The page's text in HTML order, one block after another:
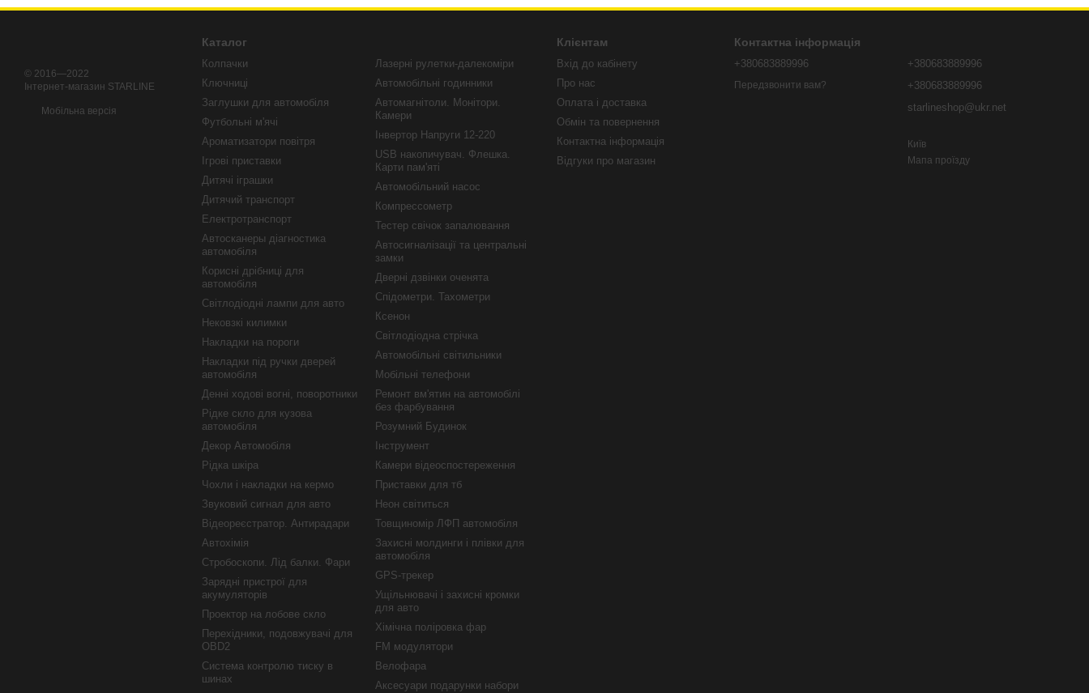
© 2016—2022
Iнтернет-магазин STARLINE
Мобільна версія
Каталог
Колпачки
Ключниці
Заглушки для автомобіля
Футбольні м'ячі
Ароматизатори повітря
Ігрові приставки
Дитячі іграшки
Дитячий транспорт
Електротранспорт
Автосканеры діагностика
автомобіля
Корисні дрібниці для
автомобіля
Світлодіодні лампи для авто
Нековзкі килимки
Накладки на пороги
Накладки під ручки дверей
автомобіля
Денні ходові вогні, поворотники
Рідке скло для кузова
автомобіля
Декор Автомобіля
Рідка шкіра
Чохли і накладки на кермо
Звуковий сигнал для авто
Відеореєстратор. Антирадари
Автохімія
Стробоскопи. Лід балки. Фари
Зарядні пристрої для
акумуляторів
Проектор на лобове скло
Перехідники, подовжувачі для
OBD2
Система контролю тиску в
шинах
Лазерні рулетки-далекоміри
Автомобільні годинники
Автомагнітоли. Монітори.
Камери
Інвертор Напруги 12-220
USB накопичувач. Флешка.
Карти пам'яті
Автомобільний насос
Компрессометр
Тестер свічок запалювання
Автосигналізації та центральні
замки
Дверні дзвінки оченята
Спідометри. Тахометри
Ксенон
Світлодіодна стрічка
Автомобільні світильники
Мобільні телефони
Ремонт вм'ятин на автомобілі
без фарбування
Розумний Будинок
Інструмент
Камери відеоспостереження
Приставки для тб
Неон світиться
Товщиномір ЛФП автомобіля
Захисні молдинги і плівки для
автомобіля
GPS-трекер
Ущільнювачі і захисні кромки
для авто
Хімічна поліровка фар
FM модулятори
Велофара
Аксесуари подарунки набори
Клієнтам
Вхід до кабінету
Про нас
Оплата і доставка
Обмін та повернення
Контактна інформація
Відгуки про магазин
Контактна інформація
+380683889996
Передзвонити вам?
+380683889996
+380683889996
starlineshop@ukr.net
Київ
Мапа проїзду